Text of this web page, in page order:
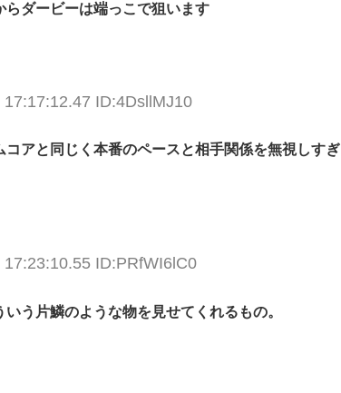
ダービーは端っこで狙います
ID:4DsllMJ10
アと同じく本番のペースと相手関係を無視しすぎ
ID:PRfWI6lC0
う片鱗のような物を見せてくれるもの。